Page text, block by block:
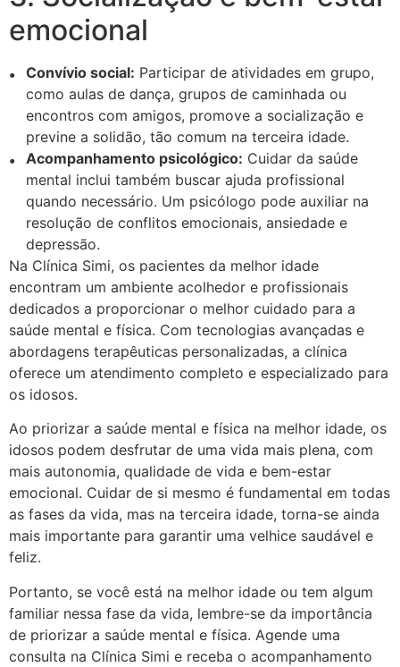
emocional
Convívio social: Participar de atividades em grupo,
como aulas de dança, grupos de caminhada ou
encontros com amigos, promove a socialização e
previne a solidão, tão comum na terceira idade.
Acompanhamento psicológico: Cuidar da saúde
mental inclui também buscar ajuda profissional
quando necessário. Um psicólogo pode auxiliar na
resolução de conflitos emocionais, ansiedade e
depressão.
Na Clínica Simi, os pacientes da melhor idade
encontram um ambiente acolhedor e profissionais
dedicados a proporcionar o melhor cuidado para a
saúde mental e física. Com tecnologias avançadas e
abordagens terapêuticas personalizadas, a clínica
oferece um atendimento completo e especializado para
os idosos.
Ao priorizar a saúde mental e física na melhor idade, os
idosos podem desfrutar de uma vida mais plena, com
mais autonomia, qualidade de vida e bem-estar
emocional. Cuidar de si mesmo é fundamental em todas
as fases da vida, mas na terceira idade, torna-se ainda
mais importante para garantir uma velhice saudável e
feliz.
Portanto, se você está na melhor idade ou tem algum
familiar nessa fase da vida, lembre-se da importância
de priorizar a saúde mental e física. Agende uma
consulta na Clínica Simi e receba o acompanhamento